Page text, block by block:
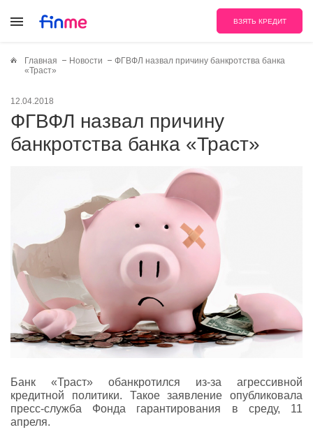
ВЗЯТЬ КРЕДИТ
Главная Новости
ФГВФЛ назвал причину банкротства банка
«Траст»
12.04.2018
ФГВФЛ назвал причину
банкротства банка «Траст»
Банк «Траст» обанкротился из-за агрессивной
кредитной политики. Такое заявление опубликовала
пресс-служба Фонда гарантирования в среду, 11
апреля.